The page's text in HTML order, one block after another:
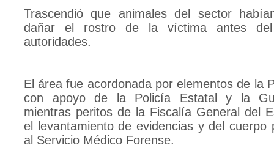
Trascendió que animales del sector
dañar el rostro de la víctima antes
autoridades.
El área fue acordonada por elementos de la
con apoyo de la Policía Estatal y la
mientras peritos de la Fiscalía General del
el levantamiento de evidencias y del cuerpo
al Servicio Médico Forense.